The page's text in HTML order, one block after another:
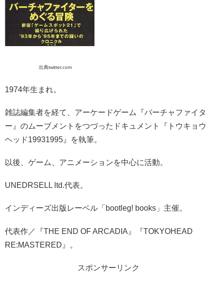
出典twitter.com
1974年生まれ。
雑誌編集者を経て、アーケードゲーム『バーチャファイタ
ー』のムーブメントをつづったドキュメント『トウキョウ
ヘッド19931995』を執筆。
以後、ゲーム、アニメーションを中心に活動。
UNEDRSELL ltd.代表。
インディーズ出版レーベル「bootleg! books」主催。
代表作／『THE END OF ARCADIA』『TOKYOHEAD
RE:MASTERED』。
スポンサーリンク